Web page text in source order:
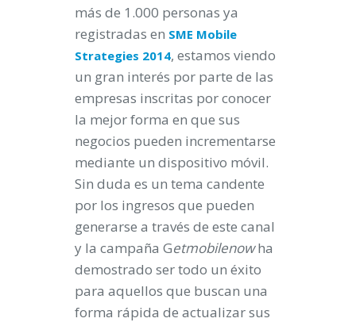
más de 1.000 personas ya
registradas en SME Mobile
Strategies 2014, estamos viendo
un gran interés por parte de las
empresas inscritas por conocer
la mejor forma en que sus
negocios pueden incrementarse
mediante un dispositivo móvil.
Sin duda es un tema candente
por los ingresos que pueden
generarse a través de este canal
y la campaña Getmobilenowha
demostrado ser todo un éxito
para aquellos que buscan una
forma rápida de actualizar sus